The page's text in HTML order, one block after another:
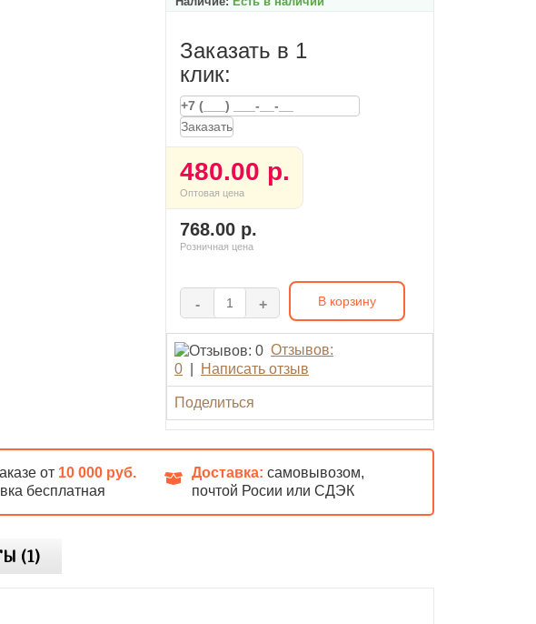
Заказать в 1
клик:
Заказать
480.00 р.
Оптовая цена
768.00 р.
Розничная цена
- + В корзину
Отзывов:
0
Написать отзыв
Поделиться
от 10 000 руб.
бесплатная
Доставка: самовывозом,
почтой Росии или СДЭК
(1)